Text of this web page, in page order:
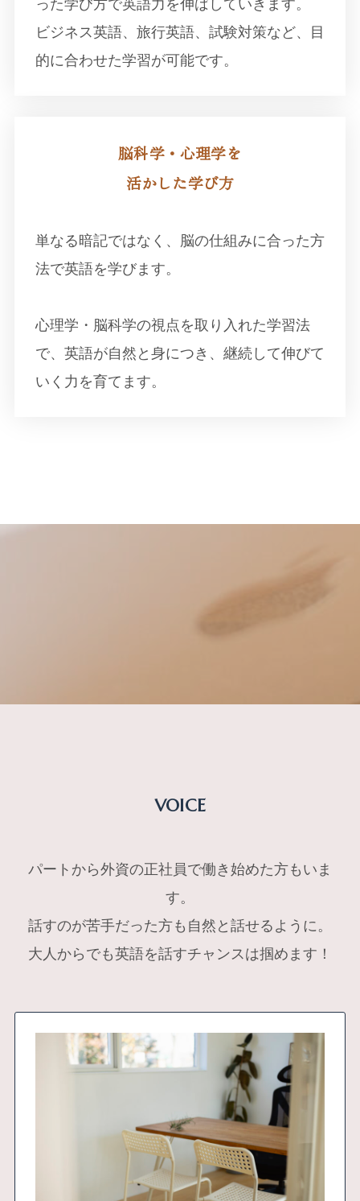
った学び方で英語力を伸ばしていきます。
ビジネス英語、旅行英語、試験対策など、目
的に合わせた学習が可能です。
脳科学・心理学を
活かした学び方
単なる暗記ではなく、脳の仕組みに合った方
法で英語を学びます。
心理学・脳科学の視点を取り入れた学習法
で、英語が自然と身につき、継続して伸びて
いく力を育てます。
VOICE
パートから外資の正社員で働き始めた方もいま
す。
話すのが苦手だった方も自然と話せるように。
大人からでも英語を話すチャンスは掴めます！